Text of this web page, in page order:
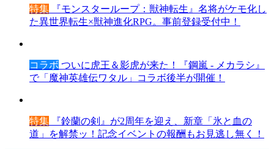
特集 『モンスターループ：獣神転生』名将がケモ化し
た異世界転生×獣神進化RPG。事前登録受付中！
コラボ ついに虎王＆影虎が来た！『鋼嵐 - メカラシ』
で「魔神英雄伝ワタル」コラボ後半が開催！
特集 『鈴蘭の剣』が2周年を迎え、新章「氷と血の
道」を解禁ッ！記念イベントの報酬もお見逃し無く！